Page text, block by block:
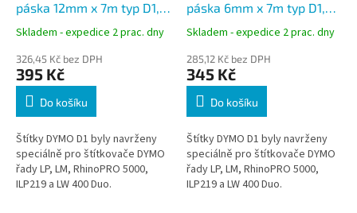
páska 12mm x 7m typ D1,
bílá na černé, S0720610
Skladem - expedice 2 prac. dny
326,45 Kč bez DPH
395 Kč
Do košíku
Štítky DYMO D1 byly navrženy
speciálně pro štítkovače DYMO
řady LP, LM, RhinoPRO 5000,
ILP219 a LW 400 Duo.
páska 6mm x 7m typ D1,
černá na bílé, S0720780
Skladem - expedice 2 prac. dny
285,12 Kč bez DPH
345 Kč
Do košíku
Štítky DYMO D1 byly navrženy
speciálně pro štítkovače DYMO
řady LP, LM, RhinoPRO 5000,
ILP219 a LW 400 Duo.